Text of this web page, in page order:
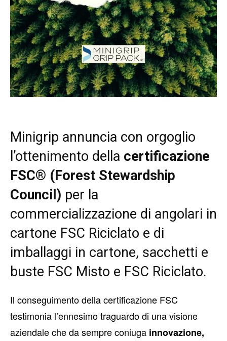
Minigrip annuncia con orgoglio
l’ottenimento della certificazione
FSC® (Forest Stewardship
Council) per la
commercializzazione di angolari in
cartone FSC Riciclato e di
imballaggi in cartone, sacchetti e
buste FSC Misto e FSC Riciclato.
Il conseguimento della certificazione FSC
testimonia l’ennesimo traguardo di una visione
aziendale che da sempre coniuga innovazione,